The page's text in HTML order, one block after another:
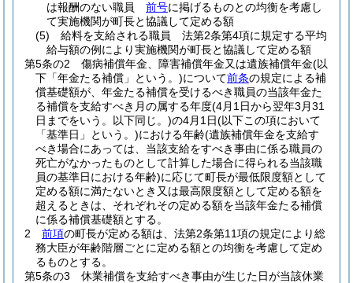
は報酬のない職員 前号に掲げるものとの均衡を考慮し
て実施機関が町長と協議して定める額
(5)
給料を支給される職員 法第2条第4項に規定する平均
給与額の例により実施機関が町長と協議して定める額
第5条の2
傷病補償年金、障害補償年金又は遺族補償年金(以
下「年金たる補償」という。)について前条の規定による補
償基礎額が、年金たる補償を受けるべき職員の当該年金た
る補償を支給すべき月の属する年度(4月1日から翌年3月31
日までをいう。以下同じ。)の4月1日(以下この項において
「基準日」という。)における年齢(遺族補償年金を支給す
べき場合にあっては、当該支給をすべき事由に係る職員の
死亡がなかったものとして計算した場合に得られる当該職
員の基準日における年齢)に応じて町長が最低限度額として
定める額に満たないとき又は最高限度額として定める額を
超えるときは、それぞれその定める額を当該年金たる補償
に係る補償基礎額とする。
2
前項の町長が定める額は、法第2条第11項の規定により総
務大臣が年齢階層ごとに定める額との均衡を考慮して定め
るものとする。
第5条の3
休業補償を支給すべき事由が生じた日が当該休業